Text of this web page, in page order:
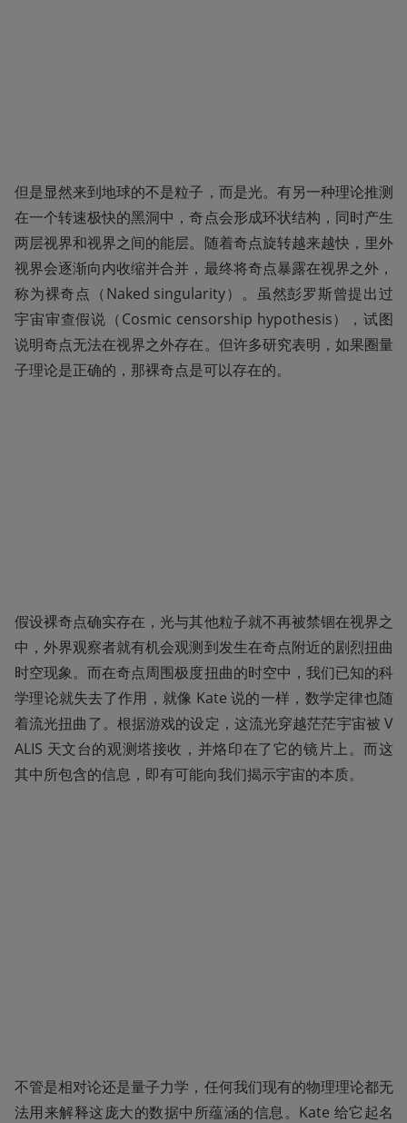
但是显然来到地球的不是粒子，而是光。有另一种理论推测
在一个转速极快的黑洞中，奇点会形成环状结构，同时产生
两层视界和视界之间的能层。随着奇点旋转越来越快，里外
视界会逐渐向内收缩并合并，最终将奇点暴露在视界之外，
称为裸奇点（Naked singularity）。虽然彭罗斯曾提出过
宇宙审查假说（Cosmic censorship hypothesis），试图
说明奇点无法在视界之外存在。但许多研究表明，如果圈量
子理论是正确的，那裸奇点是可以存在的。
假设裸奇点确实存在，光与其他粒子就不再被禁锢在视界之
中，外界观察者就有机会观测到发生在奇点附近的剧烈扭曲
时空现象。而在奇点周围极度扭曲的时空中，我们已知的科
学理论就失去了作用，就像 Kate 说的一样，数学定律也随
着流光扭曲了。根据游戏的设定，这流光穿越茫茫宇宙被 V
ALIS 天文台的观测塔接收，并烙印在了它的镜片上。而这
其中所包含的信息，即有可能向我们揭示宇宙的本质。
不管是相对论还是量子力学，任何我们现有的物理理论都无
法用来解释这庞大的数据中所蕴涵的信息。Kate 给它起名